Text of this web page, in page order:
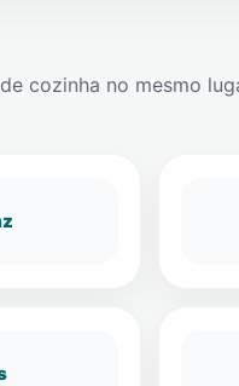
cozinha no mesmo